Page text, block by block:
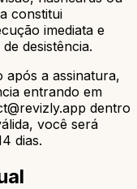
constitui
imediata e
desistência.
após a assinatura,
entrando em
dentro
você será
dias.